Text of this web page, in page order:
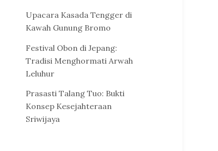
Upacara Kasada Tengger di
Kawah Gunung Bromo
Festival Obon di Jepang:
Tradisi Menghormati Arwah
Leluhur
Prasasti Talang Tuo: Bukti
Konsep Kesejahteraan
Sriwijaya